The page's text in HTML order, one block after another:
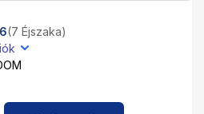
(7 Éjszaka)